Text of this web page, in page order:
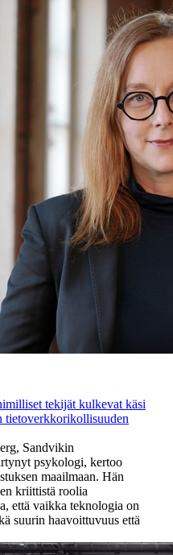
tekijät kulkevat käsi
tietoverkkorikollisuuden
Sandvikin
psykologi, kertoo
maailmaan. Hän
kriittistä roolia
että vaikka teknologia on
suurin haavoittuvuus että